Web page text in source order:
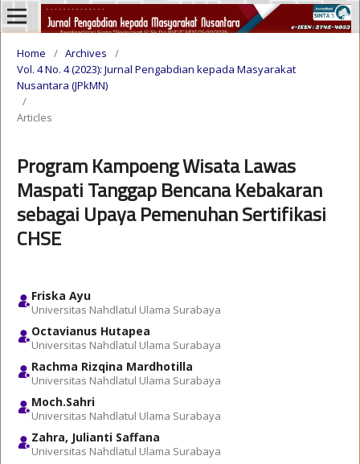
Home / Archives
/
Vol. 4 No. 4 (2023): Jurnal Pengabdian kepada Masyarakat
Nusantara (JPkMN)
/
Articles
Program Kampoeng Wisata Lawas
Maspati Tanggap Bencana Kebakaran
sebagai Upaya Pemenuhan Sertifikasi
CHSE
Friska Ayu
Universitas Nahdlatul Ulama Surabaya
Octavianus Hutapea
Universitas Nahdlatul Ulama Surabaya
Rachma Rizqina Mardhotilla
Universitas Nahdlatul Ulama Surabaya
Moch.Sahri
Universitas Nahdlatul Ulama Surabaya
Zahra, Julianti Saffana
Universitas Nahdlatul Ulama Surabaya